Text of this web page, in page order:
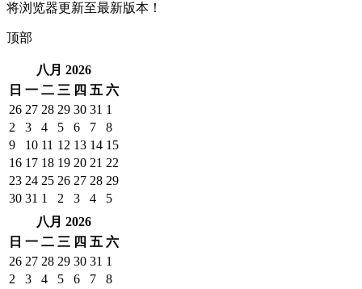
将浏览器更新至最新版本！
顶部
八月 2026
日 一 二 三 四 五 六
26 27 28 29 30 31 1
2
3 4 5 6 7
8
9
10 11 12 13 14 15
16 17 18 19 20 21 22
23 24 25 26 27 28 29
30 31 1 2 3 4
5
八月 2026
日 一 二 三 四 五 六
26 27 28 29 30 31 1
2
3 4 5 6 7
8